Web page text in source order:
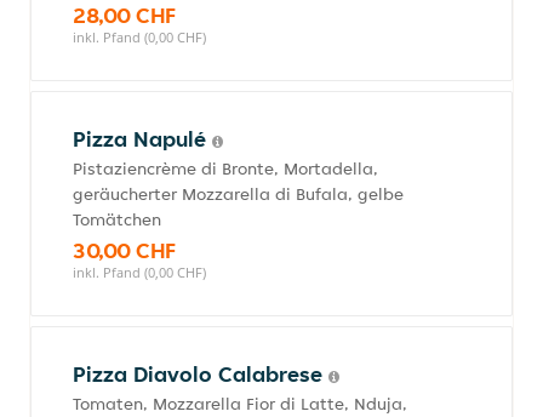
28,00 CHF
inkl. Pfand (0,00 CHF)
Pizza Napulé
Pistaziencrème di Bronte, Mortadella,
geräucherter Mozzarella di Bufala, gelbe
Tomätchen
30,00 CHF
inkl. Pfand (0,00 CHF)
Pizza Diavolo Calabrese
Tomaten, Mozzarella Fior di Latte, Nduja,